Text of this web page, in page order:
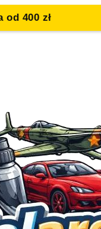
od 400 zł